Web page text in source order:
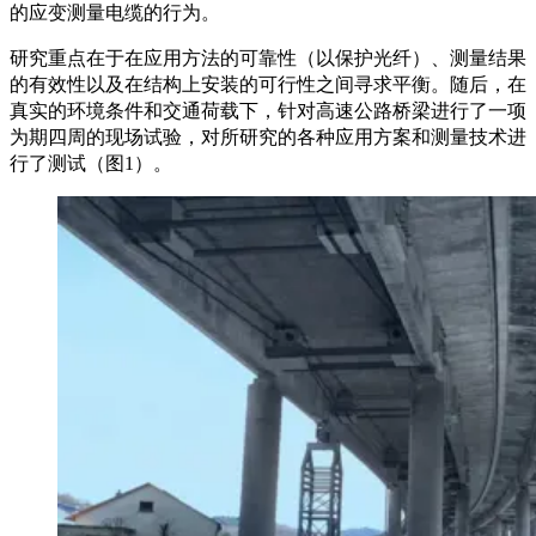
的应变测量电缆的行为。
研究重点在于在应用方法的可靠性（以保护光纤）、测量结果
的有效性以及在结构上安装的可行性之间寻求平衡。随后，在
真实的环境条件和交通荷载下，针对高速公路桥梁进行了一项
为期四周的现场试验，对所研究的各种应用方案和测量技术进
行了测试（图1）。